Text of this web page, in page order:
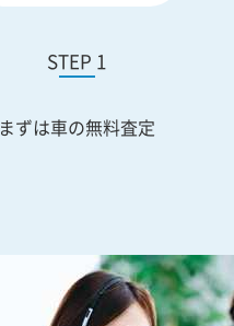
STEP 1
まずは車の無料査定